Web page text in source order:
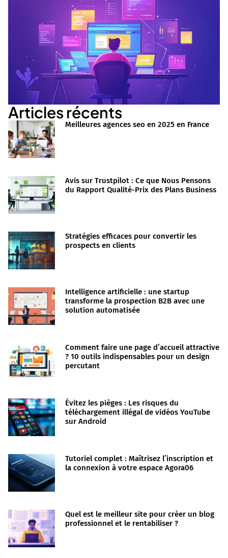
Articles récents
Meilleures agences seo en 2025 en France
Avis sur Trustpilot : Ce que Nous Pensons
du Rapport Qualité-Prix des Plans Business
Stratégies efficaces pour convertir les
prospects en clients
Intelligence artificielle : une startup
transforme la prospection B2B avec une
solution automatisée
Comment faire une page d’accueil attractive
? 10 outils indispensables pour un design
percutant
Évitez les pièges : Les risques du
téléchargement illégal de vidéos YouTube
sur Android
Tutoriel complet : Maîtrisez l’inscription et
la connexion à votre espace Agora06
Quel est le meilleur site pour créer un blog
professionnel et le rentabiliser ?